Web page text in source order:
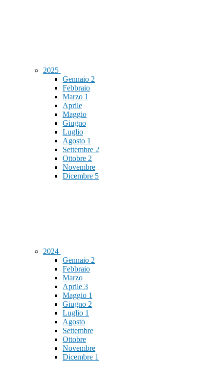
2025
Gennaio 2
Febbraio
Marzo 1
Aprile
Maggio
Giugno
Luglio
Agosto 1
Settembre 2
Ottobre 2
Novembre
Dicembre 5
2024
Gennaio 2
Febbraio
Marzo
Aprile 3
Maggio 1
Giugno 2
Luglio 1
Agosto
Settembre
Ottobre
Novembre
Dicembre 1